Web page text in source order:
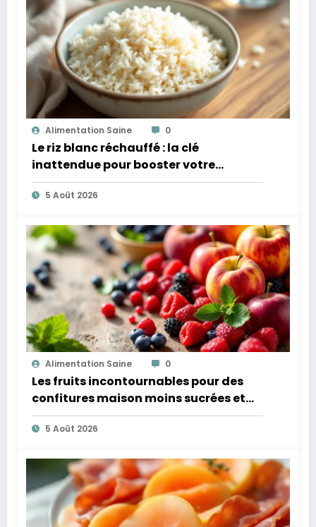
Alimentation Saine 0
Le riz blanc réchauffé : la clé
inattendue pour booster votre
microbiote
5 Août 2026
Alimentation Saine 0
Les fruits incontournables pour des
confitures maison moins sucrées et
plus légères
5 Août 2026